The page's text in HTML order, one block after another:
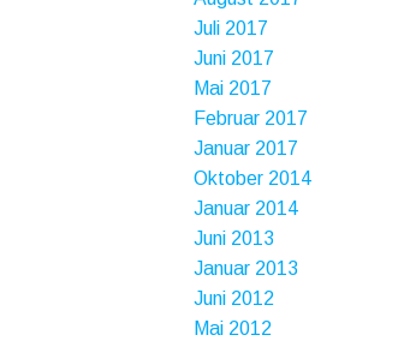
Juli 2017
Juni 2017
Mai 2017
Februar 2017
Januar 2017
Oktober 2014
Januar 2014
Juni 2013
Januar 2013
Juni 2012
Mai 2012